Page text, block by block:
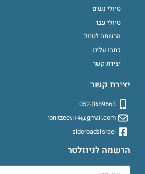
טיולי נשים
טיולי עבר
הרשמה לטיול
כתבו עלינו
יצירת קשר
יצירת קשר
052-3689663
ronitzeevi14@gmail.com
sideroadsIsrael
הרשמה לניוזלטר